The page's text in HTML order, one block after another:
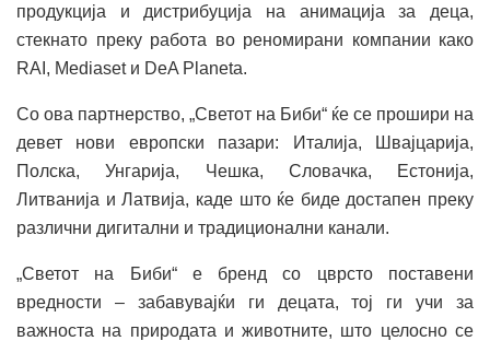
продукција и дистрибуција на анимација за деца,
стекнато преку работа во реномирани компании како
RAI, Mediaset и DeA Planeta.
Со ова партнерство, „Светот на Биби“ ќе се прошири на
девет нови европски пазари: Италија, Швајцарија,
Полска, Унгарија, Чешка, Словачка, Естонија,
Литванија и Латвија, каде што ќе биде достапен преку
различни дигитални и традиционални канали.
„Светот на Биби“ е бренд со цврсто поставени
вредности – забавувајќи ги децата, тој ги учи за
важноста на природата и животните, што целосно се